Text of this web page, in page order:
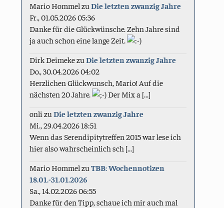
Mario Hommel zuDie letzten zwanzig Jahre
Fr., 01.05.2026 05:36
Danke für die Glückwünsche. Zehn Jahre sind
ja auch schon eine lange Zeit.
Dirk DeimekezuDie letzten zwanzig Jahre
Do., 30.04.2026 04:02
Herzlichen Glückwunsch, Mario! Auf die
nächsten 20 Jahre.
Der Mix a [...]
onli zuDie letzten zwanzig Jahre
Mi., 29.04.2026 18:51
Wenn das Serendipitytreffen 2015 war lese ich
hier also wahrscheinlich sch [...]
Mario Hommel zuTBB: Wochennotizen
18.01.-31.01.2026
Sa., 14.02.2026 06:55
Danke für den Tipp, schaue ich mir auch mal